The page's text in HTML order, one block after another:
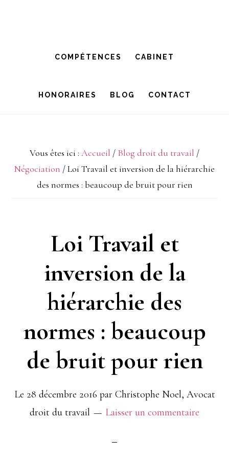
principale
COMPÉTENCES CABINET
HONORAIRES BLOG CONTACT
Vous êtes ici : Accueil / Blog droit du travail /
Négociation /Loi Travail et inversion de la hiérarchie
des normes : beaucoup de bruit pour rien
Loi Travail et
inversion de la
hiérarchie des
normes : beaucoup
de bruit pour rien
Le 28 décembre 2016 par Christophe Noel, Avocat
droit du travail
Laisser un commentaire